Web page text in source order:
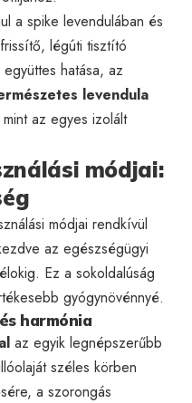
a spike levendulában és
légúti tisztító
hatása, az
levendula
az egyes izolált
módjai:
módjai rendkívül
az egészségügyi
Ez a sokoldalúság
gyógynövénnyé.
harmónia
az egyik legnépszerűbb
széles körben
a szorongás